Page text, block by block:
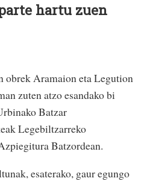
hartu zuen
obrek Aramaion eta Legution
zuten atzo esandako bi
Batzar
Legebiltzarreko
Batzordean.
esaterako, gaur egungo